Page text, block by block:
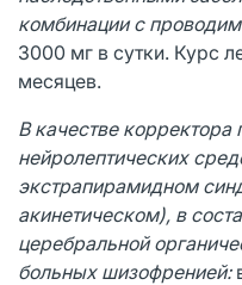
комбинации с
3000 мг в сутки. Курс
месяцев.
В качестве
нейролептических
экстрапирамидном
акинетическом), в
церебральной
больных шизофренией: